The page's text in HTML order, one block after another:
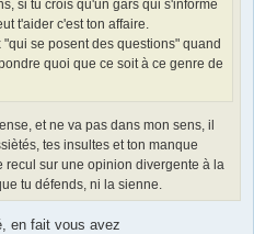
si tu crois qu'un gars qui s'informe
t'aider c'est ton affaire.
se posent des questions" quand
quoi que ce soit à ce genre de
et ne va pas dans mon sens, il
tes insultes et ton manque
recul sur une opinion divergente à la
tu défends, ni la sienne.
en fait vous avez